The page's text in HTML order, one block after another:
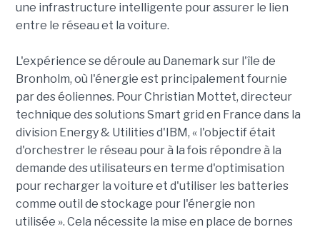
une infrastructure intelligente pour assurer le lien
entre le réseau et la voiture.
L'expérience se déroule au Danemark sur l'île de
Bronholm, où l'énergie est principalement fournie
par des éoliennes. Pour Christian Mottet, directeur
technique des solutions Smart grid en France dans la
division Energy & Utilities d'IBM, « l'objectif était
d'orchestrer le réseau pour à la fois répondre à la
demande des utilisateurs en terme d'optimisation
pour recharger la voiture et d'utiliser les batteries
comme outil de stockage pour l'énergie non
utilisée ». Cela nécessite la mise en place de bornes